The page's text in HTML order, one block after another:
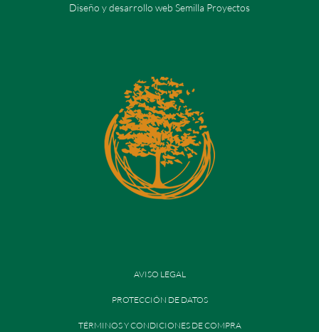
Diseño y desarrollo web Semilla Proyectos
AVISO LEGAL
PROTECCIÓN DE DATOS
TÉRMINOS Y CONDICIONES DE COMPRA